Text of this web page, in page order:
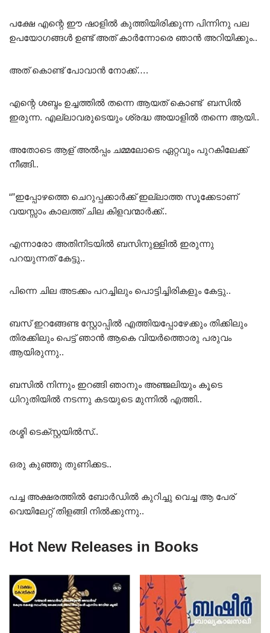
പക്ഷേ എന്റെ ഈ ഷാളിൽ കുത്തിയിരിക്കുന്ന പിന്നിനു പല
ഉപയോഗങ്ങൾ ഉണ്ട് അത് കാർന്നോരെ ഞാൻ അറിയിക്കും..
അത് കൊണ്ട് പോവാൻ നോക്ക്….
എന്റെ ശബ്ദം ഉച്ചത്തിൽ തന്നെ ആയത് കൊണ്ട് ബസിൽ
ഇരുന്ന. എല്ലാവരുടെയും ശ്രദ്ധ അയാളിൽ തന്നെ ആയി..
അതോടെ ആള് അൽപ്പം ചമ്മലോടെ ഏറ്റവും പുറകിലേക്ക്
നീങ്ങി..
“”ഇപ്പോഴത്തെ ചെറുപ്പക്കാർക്ക് ഇല്ലാത്ത സൂക്കേടാണ്
വയസ്സാം കാലത്ത് ചില കിളവന്മാർക്ക്..
എന്നാരോ അതിനിടയിൽ ബസിനുള്ളിൽ ഇരുന്നു
പറയുന്നത് കേട്ടു..
പിന്നെ ചില അടക്കം പറച്ചിലും പൊട്ടിച്ചിരികളും കേട്ടു..
ബസ് ഇറങ്ങേണ്ട സ്റ്റോപ്പിൽ എത്തിയപ്പോഴേക്കും തിക്കിലും
തിരക്കിലും പെട്ട് ഞാൻ ആകെ വിയർത്തൊരു പരുവം
ആയിരുന്നു..
ബസിൽ നിന്നും ഇറങ്ങി ഞാനും അഞ്ജലിയും കൂടെ
ധിറുതിയിൽ നടന്നു കടയുടെ മുന്നിൽ എത്തി..
രശ്മി ടെക്സ്റ്റയിൽസ്..
ഒരു കുഞ്ഞു തുണിക്കട..
പച്ച അക്ഷരത്തിൽ ബോർഡിൽ കുറിച്ചു വെച്ച ആ പേര്
വെയിലേറ്റ് തിളങ്ങി നിൽക്കുന്നു..
Hot New Releases in Books